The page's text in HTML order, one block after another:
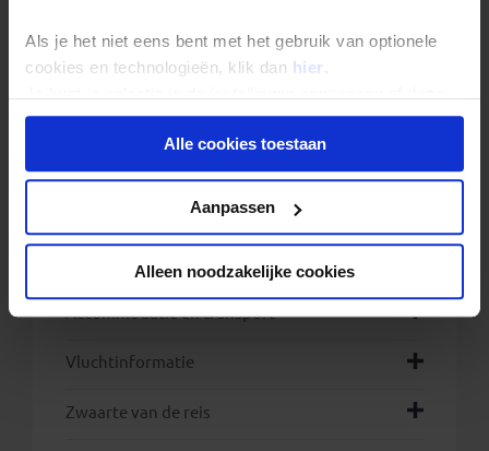
Als je het niet eens bent met het gebruik van optionele
cookies en technologieën, klik dan hier .
onder aan de pagina op elk gewenst moment voor de
toekomst wijzigen.Alle cookies toestaan
Aanpassen
Alleen noodzakelijke cookies
toestemmingsformulier downloaden.
Reist een kind mee met iemand anders dan de
ouders, bijvoorbeeld een familielid, dan eisen
sommige landen een verklaring waarin de
ouders toestemming geven voor deze reis. Je
kunt bij de ambassade of het consulaat van het
land van bestemming informeren naar de
verantwoordelijkheid om te zorgen voor de
juiste (in)reisdocumenten.
Accommodatie en transport
Vluchtinformatie
Zwaarte van de reis